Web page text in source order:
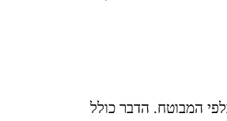
המבוטח. הדבר כולל